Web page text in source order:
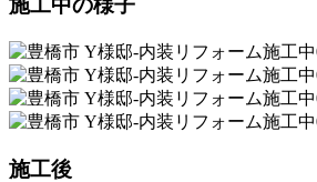
施工中の様子
施工後